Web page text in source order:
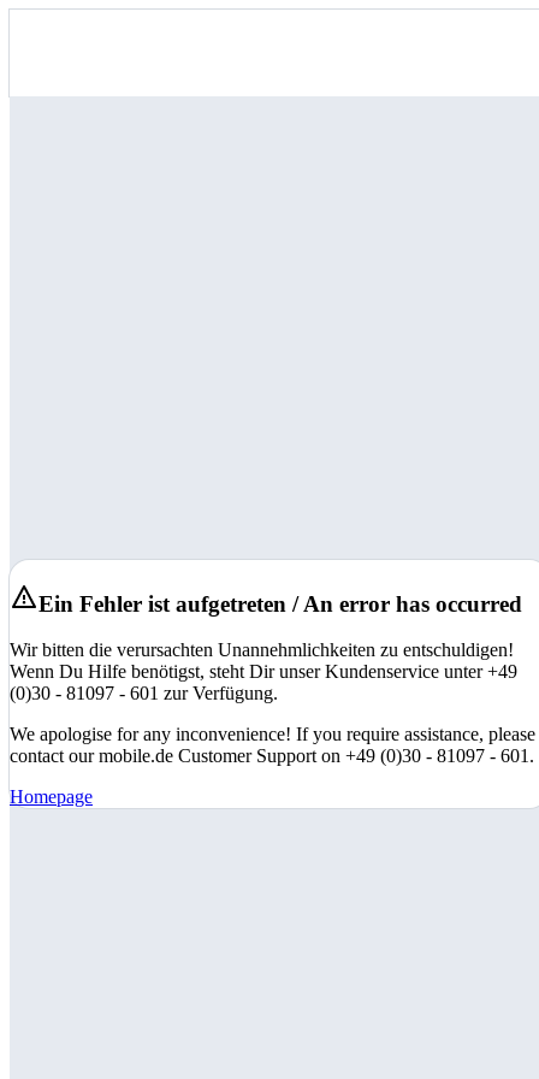
Ein Fehler ist aufgetreten / An error has occurred
Wir bitten die verursachten Unannehmlichkeiten zu entschuldigen!
Wenn Du Hilfe benötigst, steht Dir unser Kundenservice unter +49
(0)30 - 81097 - 601 zur Verfügung.
We apologise for any inconvenience! If you require assistance, please
contact our mobile.de Customer Support on +49 (0)30 - 81097 - 601.
Homepage